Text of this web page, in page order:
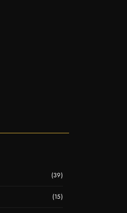
(39)
(15)